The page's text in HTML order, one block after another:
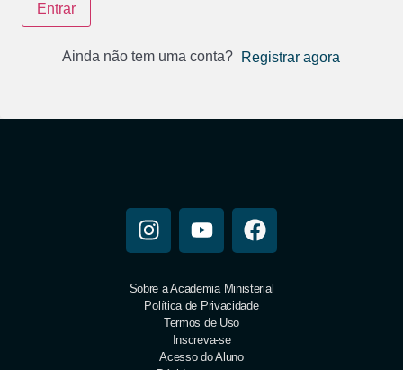
Entrar
Ainda não tem uma conta? Registrar agora
Sobre a Academia Ministerial
Política de Privacidade
Termos de Uso
Inscreva-se
Acesso do Aluno